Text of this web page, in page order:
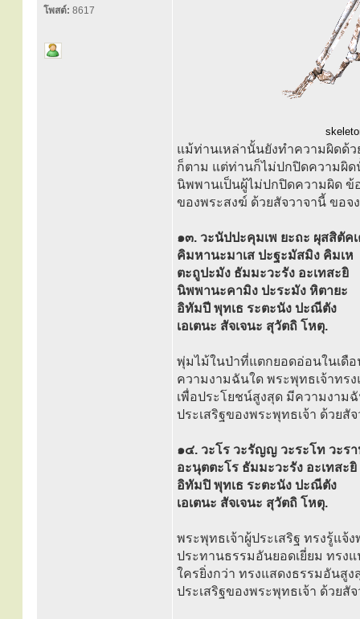
โพสต์: 8617
แม้ท่านเหล่านั้นยังทำความผิดด้ว
ก็ตาม แต่ท่านก็ไม่ปกปิดความผิด
นิพพานเป็นผู้ไม่ปกปิดความผิด
ของพระสงฆ์ ด้วยสัจวาจานี้ ขอจ
๑๓. วะนัปปะคุมเพ ยะถะ ผุสสิตัค
คิมหานะมาเส ปะฐะมัสมิง คิมเห
ตะถูปะมัง ธัมมะวะรัง อะเทสะยิ
นิพพานะคามิง ปะระมัง หิตายะ
อิทัมปี พุทเธ ระตะนัง ปะณีตัง
เอเตนะ สัจเจนะ สุวัตถิ โหตุ.
พุ่มไม้ในป่าที่แตกยอดอ่อนในเดื
ความงามฉันใด พระพุทธเจ้าทร
เพื่อประโยชน์สูงสุด มีความงา
ประเสริฐของพระพุทธเจ้า ด้วยสั
๑๔. วะโร วะรัญญ วะระโท วะร
อะนุตตะโร ธัมมะวะรัง อะเทสะยิ
อิทัมปิ พุทเธ ระตะนัง ปะณีตัง
เอเตนะ สัจเจนะ สุวัตถิ โหตุ.
พระพุทธเจ้าผู้ประเสริฐ ทรงรู้แจ้
ประทานธรรมอันยอดเยี่ยม ทรง
ใครยิ่งกว่า ทรงแสดงธรรมอันสู
ประเสริฐของพระพุทธเจ้า ด้วยสั